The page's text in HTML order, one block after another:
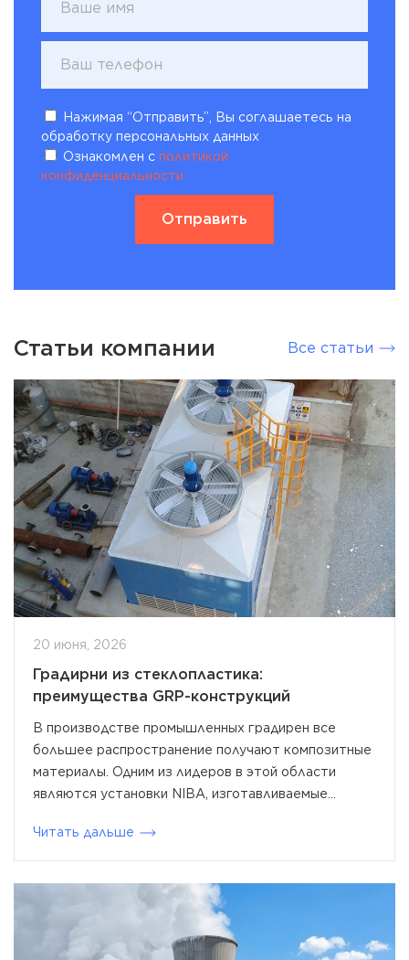
Нажимая “Отправить”, Вы соглашаетесь на
обработку персональных данных
Ознакомлен с политикой
конфиденциальности
Статьи компании Все статьи
20 июня, 2026
Градирни из стеклопластика:
преимущества GRP-конструкций
В производстве промышленных градирен все
большее распространение получают композитные
материалы. Одним из лидеров в этой области
являются установки NIBA, изготавливаемые...
Читать дальше